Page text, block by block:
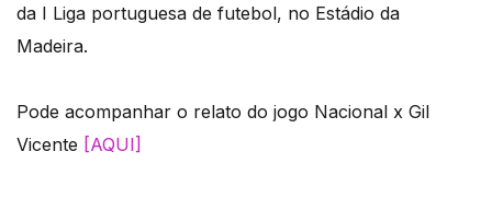
da I Liga portuguesa de futebol, no Estádio da
Madeira.
Pode acompanhar o relato do jogo Nacional x Gil
Vicente [AQUI]